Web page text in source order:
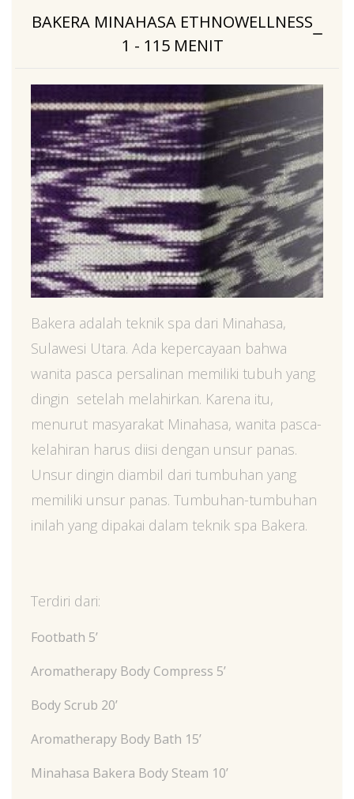
BAKERA MINAHASA ETHNOWELLNESS
1 - 115 MENIT
Bakera adalah teknik spa dari Minahasa,
Sulawesi Utara. Ada kepercayaan bahwa
wanita pasca persalinan memiliki tubuh yang
dingin setelah melahirkan. Karena itu,
menurut masyarakat Minahasa, wanita pasca-
kelahiran harus diisi dengan unsur panas.
Unsur dingin diambil dari tumbuhan yang
memiliki unsur panas. Tumbuhan-tumbuhan
inilah yang dipakai dalam teknik spa Bakera.
Terdiri dari:
Footbath 5’
Aromatherapy Body Compress 5’
Body Scrub 20’
Aromatherapy Body Bath 15’
Minahasa Bakera Body Steam 10’